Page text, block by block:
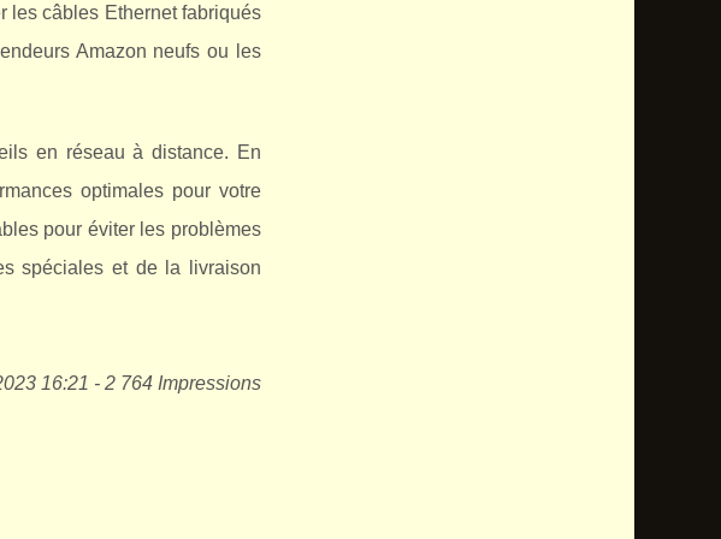
les câbles Ethernet fabriqués
Amazon neufs ou les
en réseau à distance. En
optimales pour votre
pour éviter les problèmes
spéciales et de la livraison
16:21 - 2 764 Impressions